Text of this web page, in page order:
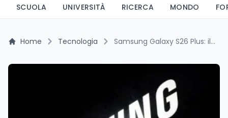
SCUOLA UNIVERSITÀ RICERCA MONDO
Home Tecnologia Samsung Galaxy S26 Plus: il rinnovamento del design svelato dal primo render ufficiale